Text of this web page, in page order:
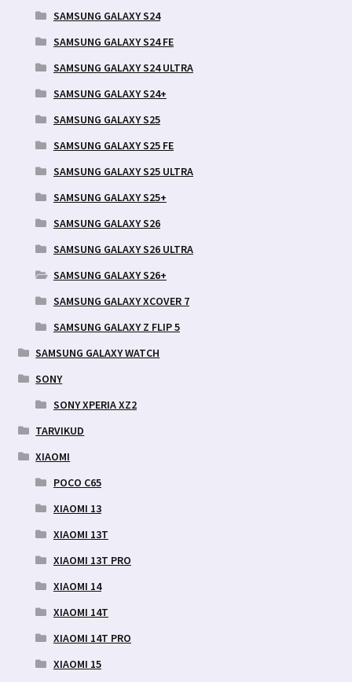
SAMSUNG GALAXY S24
SAMSUNG GALAXY S24 FE
SAMSUNG GALAXY S24 ULTRA
SAMSUNG GALAXY S24+
SAMSUNG GALAXY S25
SAMSUNG GALAXY S25 FE
SAMSUNG GALAXY S25 ULTRA
SAMSUNG GALAXY S25+
SAMSUNG GALAXY S26
SAMSUNG GALAXY S26 ULTRA
SAMSUNG GALAXY S26+
SAMSUNG GALAXY XCOVER 7
SAMSUNG GALAXY Z FLIP 5
SAMSUNG GALAXY WATCH
SONY
SONY XPERIA XZ2
TARVIKUD
XIAOMI
POCO C65
XIAOMI 13
XIAOMI 13T
XIAOMI 13T PRO
XIAOMI 14
XIAOMI 14T
XIAOMI 14T PRO
XIAOMI 15